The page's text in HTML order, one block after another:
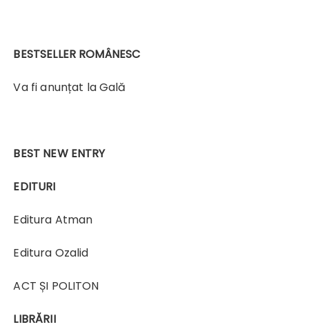
BESTSELLER ROMÂNESC
Va fi anunțat la Gală
BEST NEW ENTRY
EDITURI
Editura Atman
Editura Ozalid
ACT ȘI POLITON
LIBRĂRII